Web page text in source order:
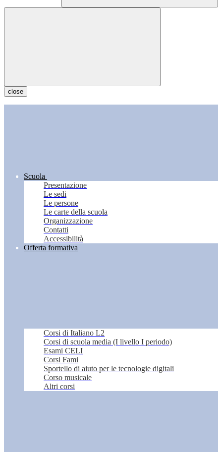
close
Scuola
Presentazione
Le sedi
Le persone
Le carte della scuola
Organizzazione
Contatti
Accessibilità
Offerta formativa
Corsi di Italiano L2
Corsi di scuola media (I livello I periodo)
Esami CELI
Corsi Fami
Sportello di aiuto per le tecnologie digitali
Corso musicale
Altri corsi